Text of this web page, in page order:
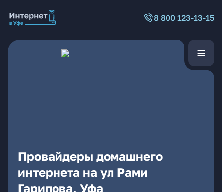
8 800 123-13-15
Провайдеры домашнего
интернета на ул Рами
Гарипова, Уфа